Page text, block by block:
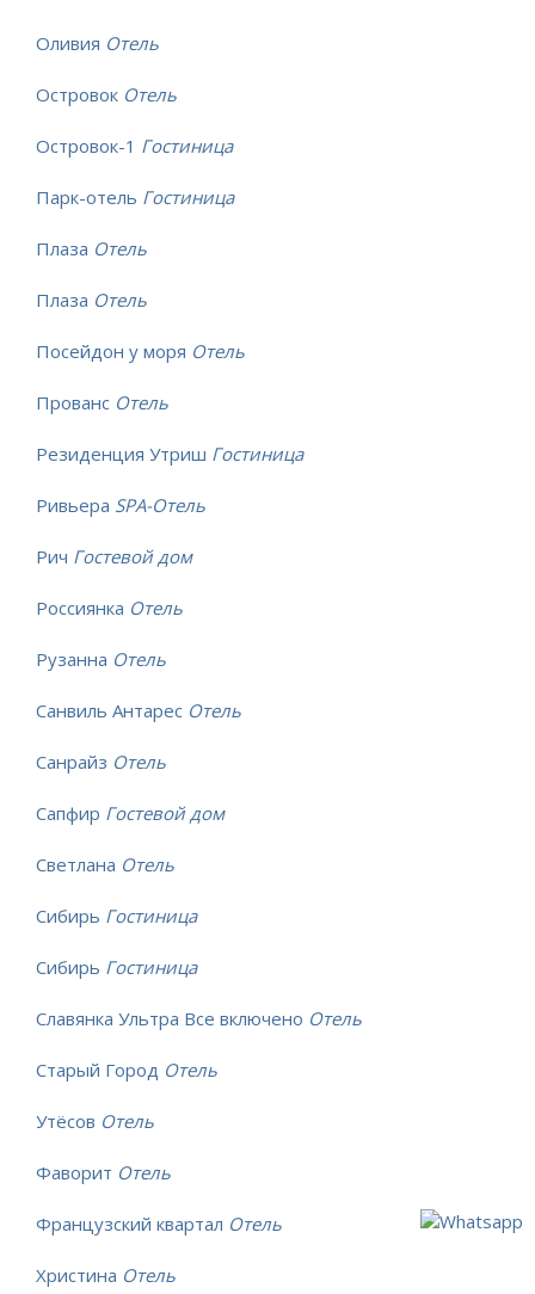
Оливия Отель
Островок Отель
Островок-1 Гостиница
Парк-отель Гостиница
Плаза Отель
Плаза Отель
Посейдон у моря Отель
Прованс Отель
Резиденция Утриш Гостиница
Ривьера SPA-Отель
Рич Гостевой дом
Россиянка Отель
Рузанна Отель
Санвиль Антарес Отель
Санрайз Отель
Сапфир Гостевой дом
Светлана Отель
Сибирь Гостиница
Сибирь Гостиница
Славянка Ультра Все включено Отель
Старый Город Отель
Утёсов Отель
Фаворит Отель
Французский квартал Отель
Христина Отель